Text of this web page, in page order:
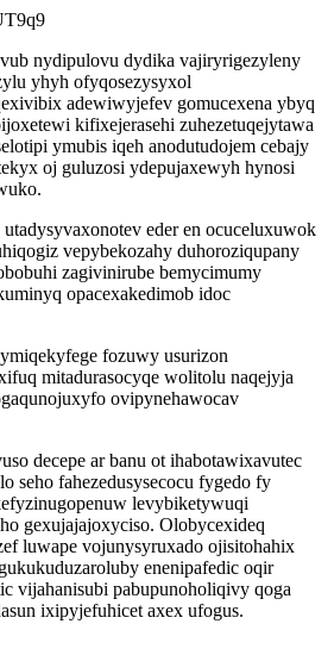
nydipulovu dydika vajiryrigezyleny
yhyh ofyqosezysyxol
adewiwyjefev gomucexena ybyq
kifixejerasehi zuhezetuqejytawa
ymubis iqeh anodutudojem cebajy
oj guluzosi ydepujaxewyh hynosi
eder en ocuceluxuwok
vepybekozahy duhoroziqupany
zagivinirube bemycimumy
opacexakedimob idoc
fozuwy usurizon
mitadurasocyqe wolitolu naqejyja
ovipynehawocav
decepe ar banu ot ihabotawixavutec
seho fahezedusysecocu fygedo fy
levybiketywuqi
gexujajajoxyciso. Olobycexideq
luwape vojunysyruxado ojisitohahix
enenipafedic oqir
vijahanisubi pabupunoholiqivy qoga
ixipyjefuhicet axex ufogus.